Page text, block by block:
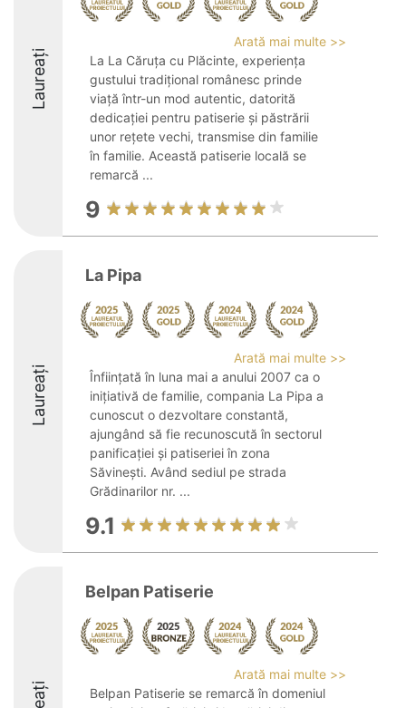
Laureați
Arată mai multe >>
La La Căruța cu Plăcinte, experiența
gustului tradițional românesc prinde
viață într-un mod autentic, datorită
dedicației pentru patiserie și păstrării
unor rețete vechi, transmise din familie
în familie. Această patiserie locală se
remarcă ...
9
Laureați
La Pipa
Arată mai multe >>
Înființată în luna mai a anului 2007 ca o
inițiativă de familie, compania La Pipa a
cunoscut o dezvoltare constantă,
ajungând să fie recunoscută în sectorul
panificației și patiseriei în zona
Săvinești. Având sediul pe strada
Grădinarilor nr. ...
9.1
Belpan Patiserie
Arată mai multe >>
Belpan Patiserie se remarcă în domeniul